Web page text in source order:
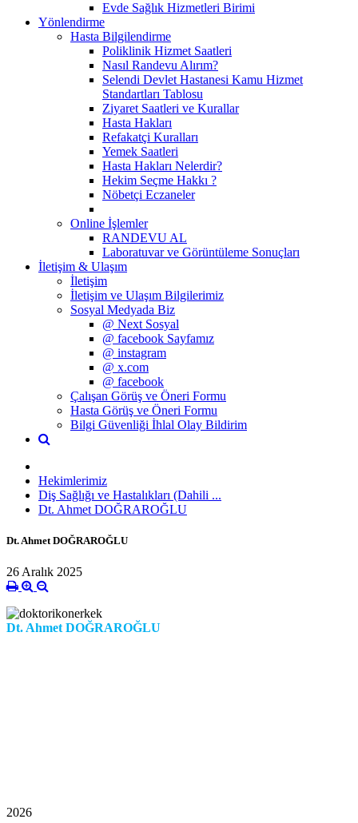
Evde Sağlık Hizmetleri Birimi
Yönlendirme
Hasta Bilgilendirme
Poliklinik Hizmet Saatleri
Nasıl Randevu Alırım?
Selendi Devlet Hastanesi Kamu Hizmet
Standartları Tablosu
Ziyaret Saatleri ve Kurallar
Hasta Hakları
Refakatçi Kuralları
Yemek Saatleri
Hasta Hakları Nelerdir?
Hekim Seçme Hakkı ?
Nöbetçi Eczaneler
Online İşlemler
RANDEVU AL
Laboratuvar ve Görüntüleme Sonuçları
İletişim & Ulaşım
İletişim
İletişim ve Ulaşım Bilgilerimiz
Sosyal Medyada Biz
@ Next Sosyal
@ facebook Sayfamız
@ instagram
@ x.com
@ facebook
Çalışan Görüş ve Öneri Formu
Hasta Görüş ve Öneri Formu
Bilgi Güvenliği İhlal Olay Bildirim
Hekimlerimiz
Diş Sağlığı ve Hastalıkları (Dahili ...
Dt. Ahmet DOĞRAROĞLU
Dt. Ahmet DOĞRAROĞLU
26 Aralık 2025
Dt. Ahmet DOĞRAROĞLU
2026